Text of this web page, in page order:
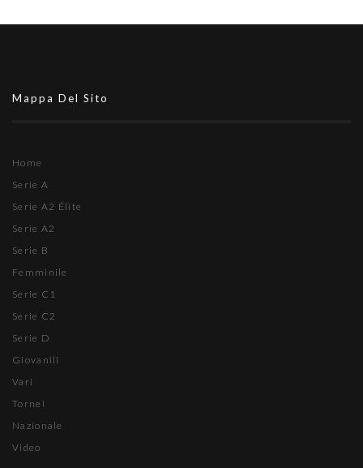
Mappa Del Sito
Home
Serie A
Serie A2 Élite
Serie A2
Serie B
Femminile
Serie C1
Serie C2
Serie D
Giovanili
Vari
Tornei
Nazionale
Video